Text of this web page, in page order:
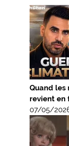
Quand les
revient en
07/05/